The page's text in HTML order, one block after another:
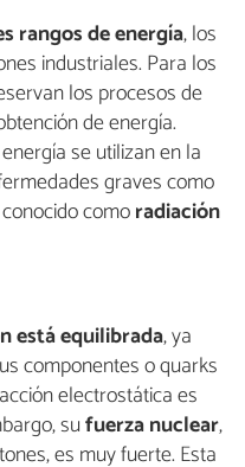
rangos de energía, los
industriales. Para los
los procesos de
de energía.
se utilizan en la
graves como
comoradiación
está equilibrada, ya
componentes o quarks
electrostática es
sufuerza nuclear,
es muy fuerte. Esta